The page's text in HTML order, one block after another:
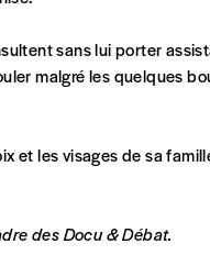
sans lui porter
malgré les quelques
et les visages de sa
des Docu & Débat.